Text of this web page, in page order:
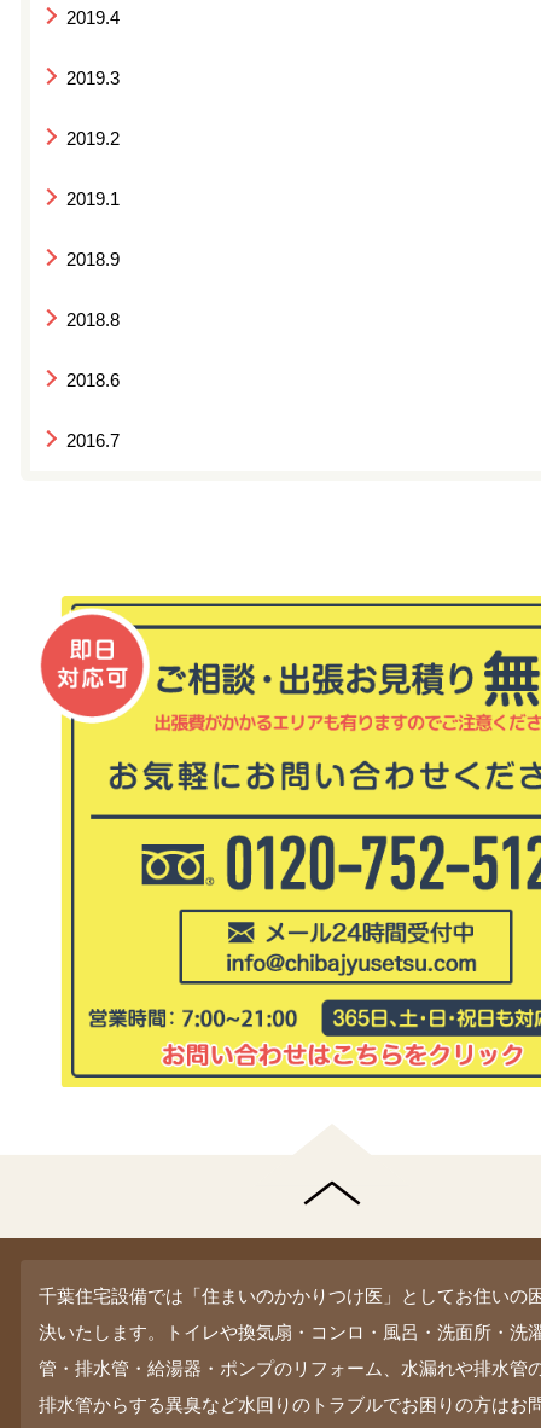
2019.4
2019.3
2019.2
2019.1
2018.9
2018.8
2018.6
2016.7
千葉住宅設備では「住まいのかかりつけ医」としてお住いの
決いたします。トイレや換気扇・コンロ・風呂・洗面所・洗
管・排水管・給湯器・ポンプのリフォーム、水漏れや排水管
排水管からする異臭など水回りのトラブルでお困りの方はお